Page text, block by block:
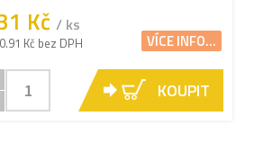
Kč / ks
Kč bez DPH VÍCE INFO...
KOUPIT